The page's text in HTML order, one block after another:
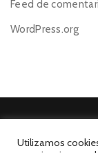
Feed de
WordPress.org
Utilizamos